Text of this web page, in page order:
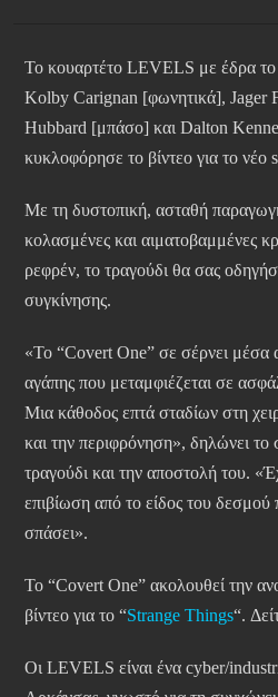
Το κουαρτέτο LEVELS με έδρα
Kolby Carignan [φωνητικά], Jager
Hubbard [μπάσο] και Dalton
κυκλοφόρησε το βίντεο για το νέο
Με τη δυστοπική, ασταθή
κολασμένες και αιματοβαμμένες
ρεφρέν, το τραγούδι θα σας
συγκίνησης.
«Το “Covert One” σε σέρνει μέσα
αγάπης που μεταμφιέζεται σε
Μια κάθοδος επτά σταδίων στη
και την περιφρόνηση», δηλώνει το
τραγούδι και την αποστολή του.
επιβίωση από το είδος του δεσμού
σπάσει».
Το “Covert One” ακολουθεί την
βίντεο για το “Strange Things“.
Οι LEVELS είναι ένα cyber/